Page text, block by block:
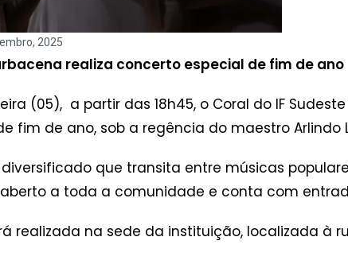
2025
realiza concerto especial de fim de ano
(05), a partir das 18h45, o Coral do IF
fim de ano, sob a regência do maestro Arlindo
que transita entre músicas
a toda a comunidade e conta com
realizada na sede da instituição, localizada à